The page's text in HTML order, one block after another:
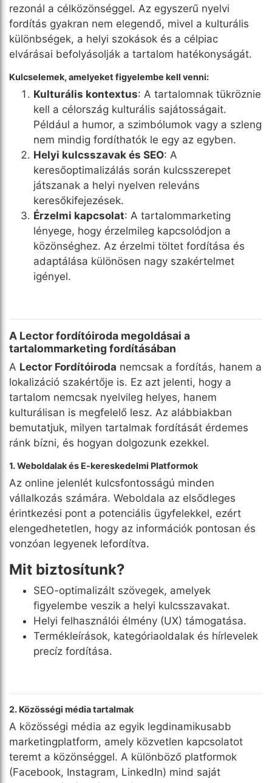
rezonál a célközönséggel. Az egyszerű nyelvi
fordítás gyakran nem elegendő, mivel a kulturális
különbségek, a helyi szokások és a célpiac
elvárásai befolyásolják a tartalom hatékonyságát.
Kulcselemek, amelyeket figyelembe kell venni:
Kulturális kontextus: A tartalomnak tükröznie
kell a célország kulturális sajátosságait.
Például a humor, a szimbólumok vagy a szleng
nem mindig fordíthatók le egy az egyben.
Helyi kulcsszavak és SEO: A
keresőoptimalizálás során kulcsszerepet
játszanak a helyi nyelven releváns
keresőkifejezések.
Érzelmi kapcsolat: A tartalommarketing
lényege, hogy érzelmileg kapcsolódjon a
közönséghez. Az érzelmi töltet fordítása és
adaptálása különösen nagy szakértelmet
igényel.
A Lector fordítóiroda megoldásai a
tartalommarketing fordításában
A Lector Fordítóiroda nemcsak a fordítás, hanem a
lokalizáció szakértője is. Ez azt jelenti, hogy a
tartalom nemcsak nyelvileg helyes, hanem
kulturálisan is megfelelő lesz. Az alábbiakban
bemutatjuk, milyen tartalmak fordítását érdemes
ránk bízni, és hogyan dolgozunk ezekkel.
1. Weboldalak és E-kereskedelmi Platformok
Az online jelenlét kulcsfontosságú minden
vállalkozás számára. Weboldala az elsődleges
érintkezési pont a potenciális ügyfelekkel, ezért
elengedhetetlen, hogy az információk pontosan és
vonzóan legyenek lefordítva.
Mit biztosítunk?
SEO-optimalizált szövegek, amelyek
figyelembe veszik a helyi kulcsszavakat.
Helyi felhasználói élmény (UX) támogatása.
Termékleírások, kategóriaoldalak és hírlevelek
precíz fordítása.
2. Közösségi média tartalmak
A közösségi média az egyik legdinamikusabb
marketingplatform, amely közvetlen kapcsolatot
teremt a közönséggel. A különböző platformok
(Facebook, Instagram, LinkedIn) mind saját